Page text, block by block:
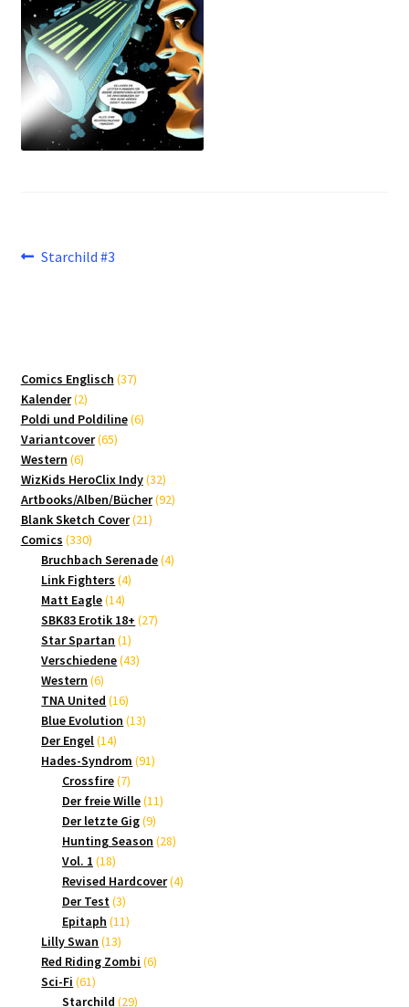
Beitragsnavigation
Vorheriger
Starchild #3
Comics Englisch 3737
Kalender 22
Produkte
Poldi und Poldiline 66
Variantcover 6565
Western 66
Produkte
WizKids HeroClix Indy 3232
Produkte
Artbooks/Alben/Bücher 9292
Blank Sketch Cover 2121
Comics 330330
Produkte
Bruchbach Serenade 44
Link Fighters 44
Matt Eagle 1414
Produkte
SBK83 Erotik 18+ 2727
Star Spartan 11
Produkt
Verschiedene 4343
Western 66
Produkte
TNA United 1616
Produkte
Blue Evolution 1313
Der Engel 1414
Produkte
Hades-Syndrom 9191
Crossfire 77
Produkte
Der freie Wille 1111
Der letzte Gig 99
Produkte
Hunting Season 2828
Vol. 1 1818
Produkte
Revised Hardcover 44
Der Test 33
Produkte
Epitaph 1111
Lilly Swan 1313
Produkte
Red Riding Zombi 66
Sci-Fi 6161
Produkte
Starchild 2929